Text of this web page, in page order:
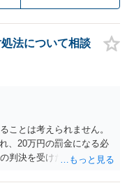
法について相談
ことは考えられません。
、20万円の罰金になる必
判決を受けたかを確認し
れている警察署にホーム